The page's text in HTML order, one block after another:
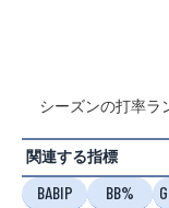
シーズンの打率ラ
関連する指標
BABIP BB%